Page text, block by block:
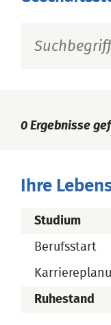
0 Ergebnisse
Ihre
Studium
Berufsstart
Ruhestand